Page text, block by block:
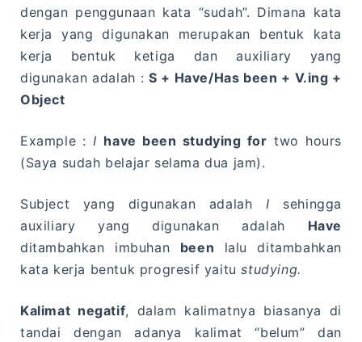
dengan penggunaan kata “sudah”. Dimana kata
kerja yang digunakan merupakan bentuk kata
kerja bentuk ketiga dan auxiliary yang
digunakan adalah : S + Have/Has been + V.ing +
Object
Example :I have been studying for two hours
(Saya sudah belajar selama dua jam).
Subject yang digunakan adalah I sehingga
auxiliary yang digunakan adalah Have
ditambahkan imbuhan been lalu ditambahkan
kata kerja bentuk progresif yaitustudying.
Kalimat negatif, dalam kalimatnya biasanya di
tandai dengan adanya kalimat “belum” dan